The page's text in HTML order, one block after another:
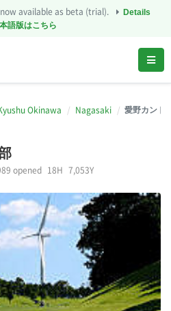
available as beta (trial).
Details
語版はこちら
Okinawa Nagasaki 愛野カント
opened 18H 7,053Y